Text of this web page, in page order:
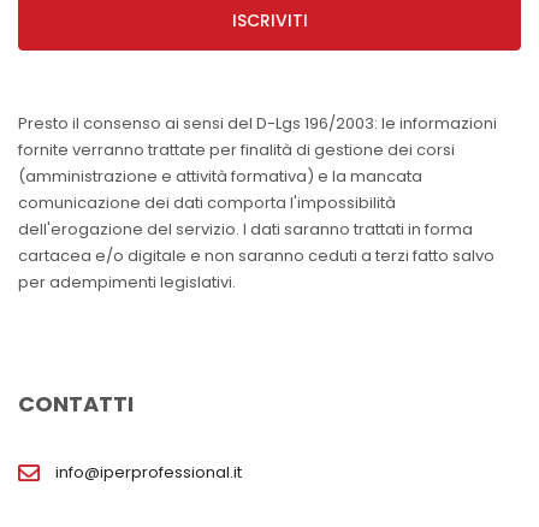
ISCRIVITI
Presto il consenso ai sensi del D-Lgs 196/2003: le informazioni
fornite verranno trattate per finalità di gestione dei corsi
(amministrazione e attività formativa) e la mancata
comunicazione dei dati comporta l'impossibilità
dell'erogazione del servizio. I dati saranno trattati in forma
cartacea e/o digitale e non saranno ceduti a terzi fatto salvo
per adempimenti legislativi.
CONTATTI
info@iperprofessional.it